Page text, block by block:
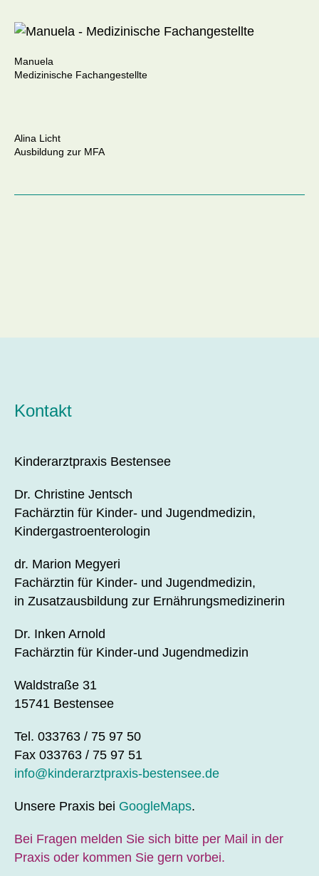
Manuela
Medizinische Fachangestellte
Alina Licht
Ausbildung zur MFA
Kontakt
Kinderarztpraxis Bestensee
Dr. Christine Jentsch
Fachärztin für Kinder- und Jugendmedizin,
Kindergastroenterologin
dr. Marion Megyeri
Fachärztin für Kinder- und Jugendmedizin,
in Zusatzausbildung zur Ernährungsmedizinerin
Dr. Inken Arnold
Fachärztin für Kinder-und Jugendmedizin
Waldstraße 31
15741 Bestensee
Tel. 033763 / 75 97 50
Fax 033763 / 75 97 51
info@kinderarztpraxis-bestensee.de
Unsere Praxis bei GoogleMaps.
Bei Fragen melden Sie sich bitte per Mail in der
Praxis oder kommen Sie gern vorbei.